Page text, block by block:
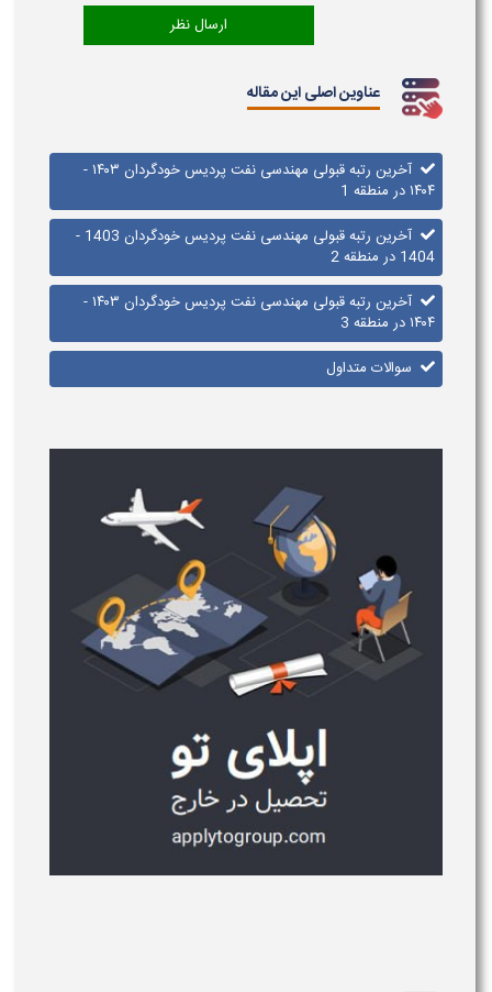
عناوین اصلی این مقاله
آخرین رتبه قبولی مهندسی نفت پردیس خودگردان ۱۴۰۳ -
۱۴۰۴ در منطقه 1
آخرین رتبه قبولی مهندسی نفت پردیس خودگردان 1403 -
1404 در منطقه 2
آخرین رتبه قبولی مهندسی نفت پردیس خودگردان ۱۴۰۳ -
۱۴۰۴​ در منطقه 3
سوالات متداول